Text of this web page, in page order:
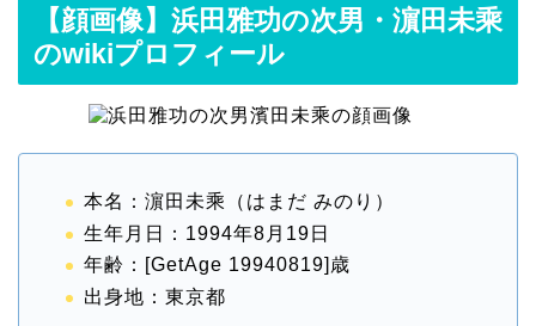
【顔画像】浜田雅功の次男・濵田未乘
のwikiプロフィール
本名：濵田未乘（はまだ みのり）
生年月日：1994年8月19日
年齢： [GetAge 19940819]歳
出身地：東京都